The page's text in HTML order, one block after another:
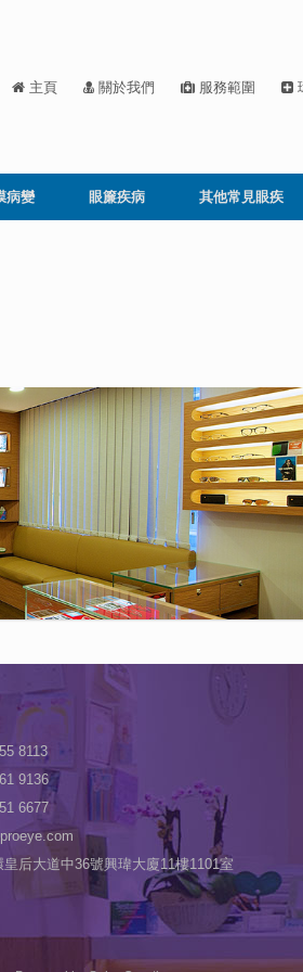
主頁 關於我們 服務範圍
病變 眼簾疾病 其他常見眼疾
8113
9136
6677
皇后大道中36號興瑋大廈11樓1101室